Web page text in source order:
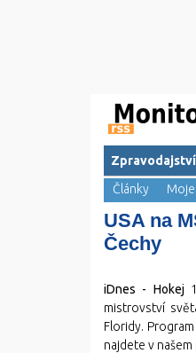
Zpravodajství
Články
Moje
USA na
Čechy
iDnes - Hokej
mistrovství
Floridy.
najdete v